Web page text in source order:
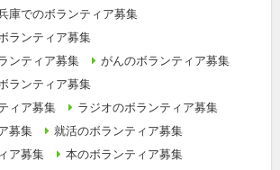
庫でのボランティア募集
ランティア募集
ンティア募集
がんのボランティア募集
ランティア募集
ィア募集
ラジオのボランティア募集
募集
就活のボランティア募集
ア募集
本のボランティア募集